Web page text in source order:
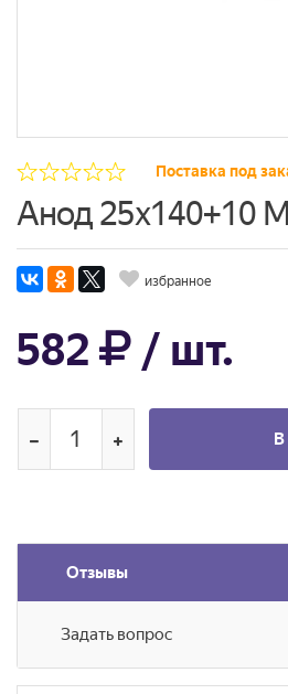
Поставка под
Анод 25х140+10
избранное
582 / шт.
Отзывы
Задать вопрос